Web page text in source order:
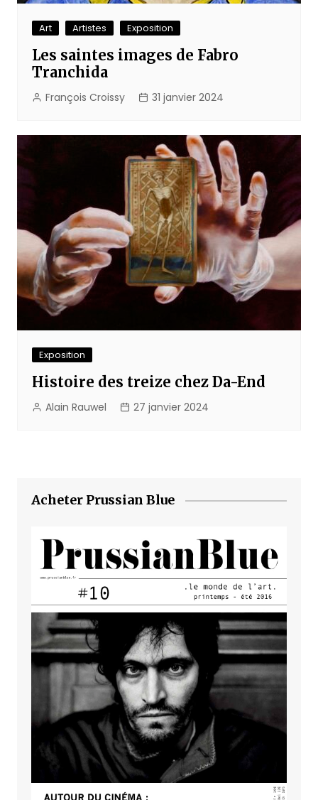
Art Artistes Exposition
Les saintes images de Fabro
Tranchida
François Croissy 31 janvier 2024
Exposition
Histoire des treize chez Da-End
Alain Rauwel 27 janvier 2024
Acheter Prussian Blue